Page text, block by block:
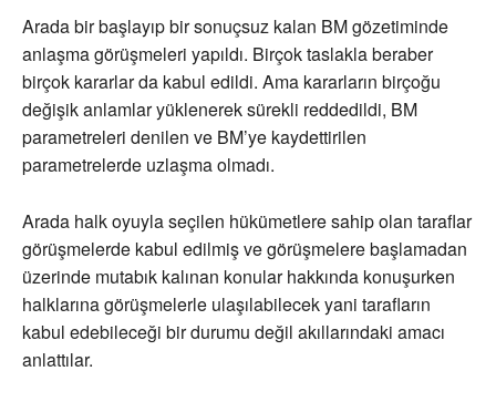
Arada bir başlayıp bir sonuçsuz kalan BM gözetiminde
anlaşma görüşmeleri yapıldı. Birçok taslakla beraber
birçok kararlar da kabul edildi. Ama kararların birçoğu
değişik anlamlar yüklenerek sürekli reddedildi, BM
parametreleri denilen ve BM’ye kaydettirilen
parametrelerde uzlaşma olmadı.
Arada halk oyuyla seçilen hükümetlere sahip olan taraflar
görüşmelerde kabul edilmiş ve görüşmelere başlamadan
üzerinde mutabık kalınan konular hakkında konuşurken
halklarına görüşmelerle ulaşılabilecek yani tarafların
kabul edebileceği bir durumu değil akıllarındaki amacı
anlattılar.